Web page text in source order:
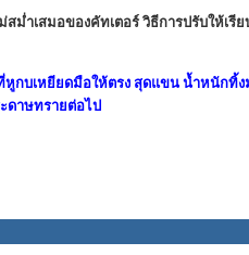
ม่ำเสมอของคัทเตอร์ วิธีการปรับให้เ
กบเหยียดมือให้ตรง สุดแขน น้ำหนักทิ้
ดาษทรายต่อไป